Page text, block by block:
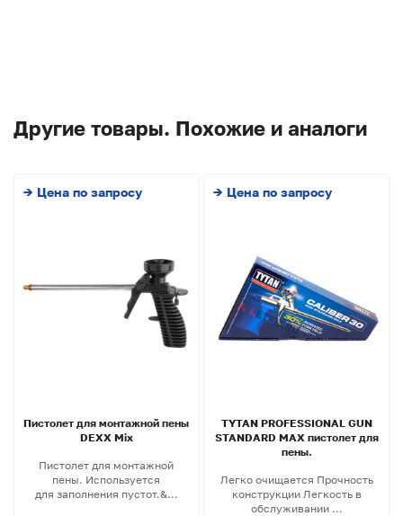
Другие товары. Похожие и аналоги
→ Цена по запросу
Пистолет для монтажной пены
DEXX Mix
Пистолет для монтажной
пены. Используется
для заполнения пустот.&...
→ Цена по запросу
TYTAN PROFESSIONAL GUN
STANDARD MAX пистолет для
пены.
Легко очищается Прочность
конструкции Легкость в
обслуживании ...